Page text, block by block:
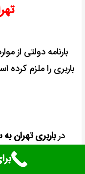
بارنامه دولتی از
باربری را ملزم
درباربری تهران
امنیت و ایمنی
تواند با خیال